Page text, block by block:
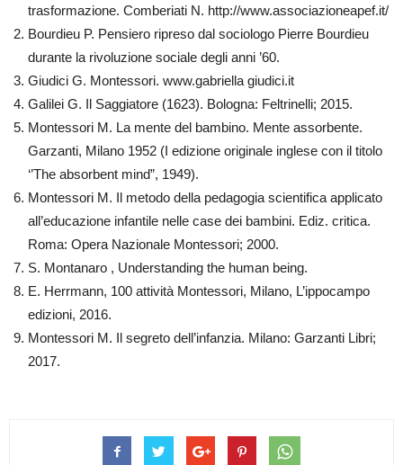
trasformazione. Comberiati N. http://www.associazioneapef.it/
Bourdieu P. Pensiero ripreso dal sociologo Pierre Bourdieu
durante la rivoluzione sociale degli anni ’60.
Giudici G. Montessori. www.gabriella giudici.it
Galilei G. Il Saggiatore (1623). Bologna: Feltrinelli; 2015.
Montessori M. La mente del bambino. Mente assorbente.
Garzanti, Milano 1952 (I edizione originale inglese con il titolo
‘’The absorbent mind”, 1949).
Montessori M. Il metodo della pedagogia scientifica applicato
all’educazione infantile nelle case dei bambini. Ediz. critica.
Roma: Opera Nazionale Montessori; 2000.
S. Montanaro , Understanding the human being.
E. Herrmann, 100 attività Montessori, Milano, L’ippocampo
edizioni, 2016.
Montessori M. Il segreto dell’infanzia. Milano: Garzanti Libri;
2017.